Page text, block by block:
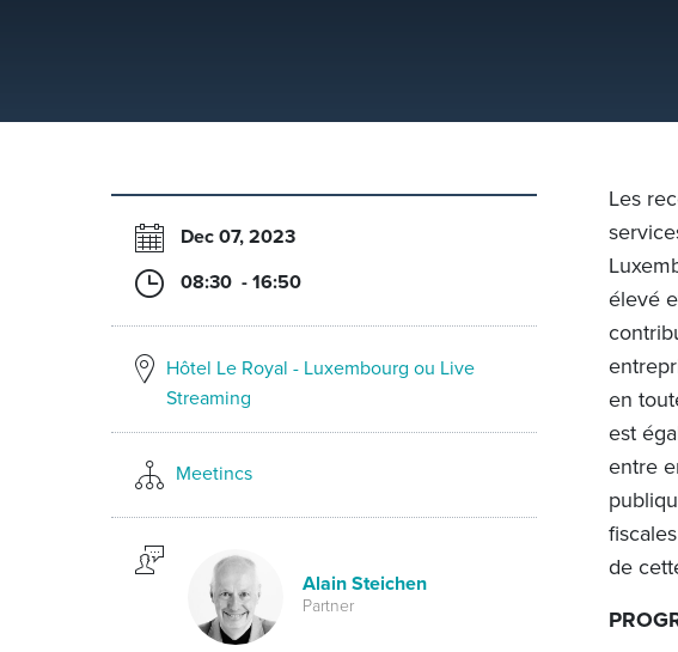
Dec 07, 2023
08:30 - 16:50
Hôtel Le Royal - Luxembourg ou Live
Streaming
Meetincs
Alain Steichen
Partner
Les
élevé
en
est
entre
de